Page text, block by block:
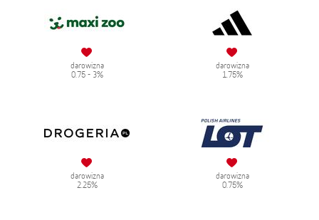
darowizna
0.75 - 3%
darowizna
1.75%
darowizna
2.25%
darowizna
0.75%